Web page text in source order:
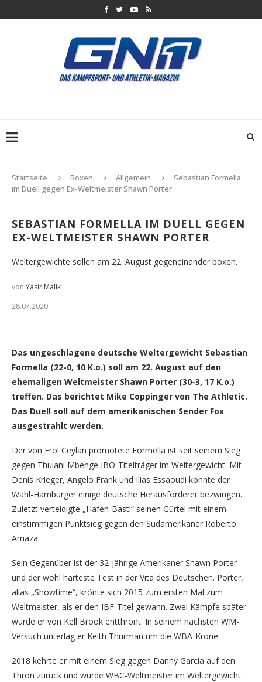
Startseite Boxen Allgemein
Sebastian Formella
im Duell gegen Ex-Weltmeister Shawn Porter
SEBASTIAN FORMELLA IM DUELL GEGEN
EX-WELTMEISTER SHAWN PORTER
Weltergewichte sollen am 22. August gegeneinander boxen.
von Yasir Malik
28.07.2020
Das ungeschlagene deutsche Weltergewicht Sebastian
Formella (22-0, 10 K.o.) soll am 22. August auf den
ehemaligen Weltmeister Shawn Porter (30-3, 17 K.o.)
treffen. Das berichtet Mike Coppinger von The Athletic.
Das Duell soll auf dem amerikanischen Sender Fox
ausgestrahlt werden.
Der von Erol Ceylan promotete Formella ist seit seinem Sieg
gegen Thulani Mbenge IBO-Titelträger im Weltergewicht. Mit
Denis Krieger, Angelo Frank und Ilias Essaoudi konnte der
Wahl-Hamburger einige deutsche Herausforderer bezwingen.
Zuletzt verteidigte „Hafen-Basti“ seinen Gürtel mit einem
einstimmigen Punktsieg gegen den Südamerikaner Roberto
Arriaza.
Sein Gegenüber ist der 32-jährige Amerikaner Shawn Porter
und der wohl härteste Test in der Vita des Deutschen. Porter,
alias „Showtime“, krönte sich 2015 zum ersten Mal zum
Weltmeister, als er den IBF-Titel gewann. Zwei Kämpfe später
wurde er von Kell Brook entthront. In seinem nächsten WM-
Versuch unterlag er Keith Thurman um die WBA-Krone.
2018 kehrte er mit einem Sieg gegen Danny Garcia auf den
Thron zurück und wurde WBC-Weltmeister im Weltergewicht.